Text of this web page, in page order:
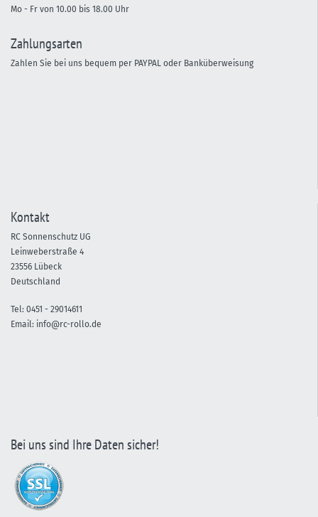
Mo - Fr von 10.00 bis 18.00 Uhr
Zahlungsarten
Zahlen Sie bei uns bequem per PAYPAL oder Banküberweisung
Kontakt
RC Sonnenschutz UG
Leinweberstraße 4
23556 Lübeck
Deutschland
Tel: 0451 - 29014611
Email: info@rc-rollo.de
Bei uns sind Ihre Daten sicher!